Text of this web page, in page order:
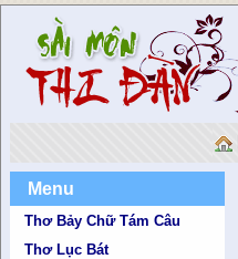
Menu
Thơ Bảy Chữ Tám Câu
Thơ Lục Bát